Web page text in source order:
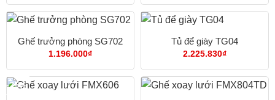
Ghế trưởng phòng SG702
1.196.000₫
Tủ để giày TG04
2.225.830₫
-25%